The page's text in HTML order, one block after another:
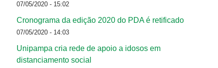
07/05/2020 - 15:02
Cronograma da edição 2020 do PDA é retificado
07/05/2020 - 14:03
Unipampa cria rede de apoio a idosos em
distanciamento social